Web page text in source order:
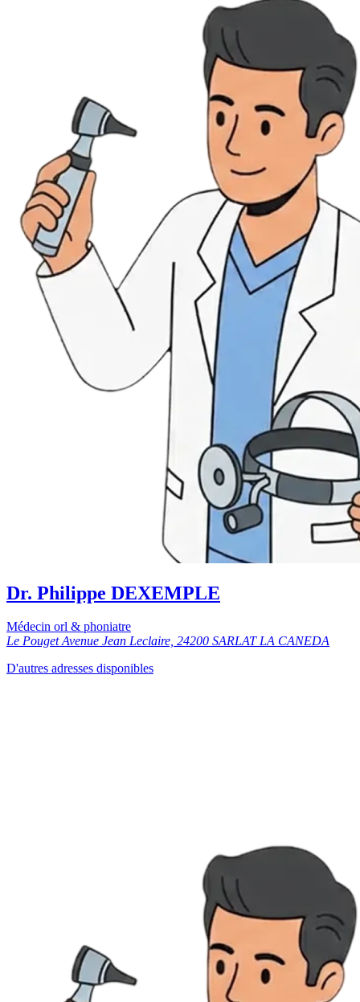
Dr. Philippe DEXEMPLE
Médecin orl & phoniatre
Le Pouget Avenue Jean Leclaire, 24200 SARLAT LA CANEDA
D'autres adresses disponibles